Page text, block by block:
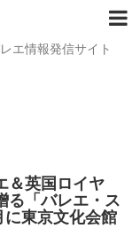
エ情報発信サイト
＆英国ロイヤ
る「バレエ・ス
に東京文化会館